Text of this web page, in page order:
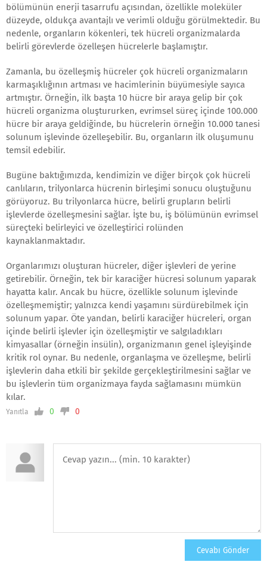
bölümünün enerji tasarrufu açısından, özellikle moleküler
düzeyde, oldukça avantajlı ve verimli olduğu görülmektedir. Bu
nedenle, organların kökenleri, tek hücreli organizmalarda
belirli görevlerde özelleşen hücrelerle başlamıştır.
Zamanla, bu özelleşmiş hücreler çok hücreli organizmaların
karmaşıklığının artması ve hacimlerinin büyümesiyle sayıca
artmıştır. Örneğin, ilk başta 10 hücre bir araya gelip bir çok
hücreli organizma oluştururken, evrimsel süreç içinde 100.000
hücre bir araya geldiğinde, bu hücrelerin örneğin 10.000 tanesi
solunum işlevinde özelleşebilir. Bu, organların ilk oluşumunu
temsil edebilir.
Bugüne baktığımızda, kendimizin ve diğer birçok çok hücreli
canlıların, trilyonlarca hücrenin birleşimi sonucu oluştuğunu
görüyoruz. Bu trilyonlarca hücre, belirli grupların belirli
işlevlerde özelleşmesini sağlar. İşte bu, iş bölümünün evrimsel
süreçteki belirleyici ve özelleştirici rolünden
kaynaklanmaktadır.
Organlarımızı oluşturan hücreler, diğer işlevleri de yerine
getirebilir. Örneğin, tek bir karaciğer hücresi solunum yaparak
hayatta kalır. Ancak bu hücre, özellikle solunum işlevinde
özelleşmemiştir; yalnızca kendi yaşamını sürdürebilmek için
solunum yapar. Öte yandan, belirli karaciğer hücreleri, organ
içinde belirli işlevler için özelleşmiştir ve salgıladıkları
kimyasallar (örneğin insülin), organizmanın genel işleyişinde
kritik rol oynar. Bu nedenle, organlaşma ve özelleşme, belirli
işlevlerin daha etkili bir şekilde gerçekleştirilmesini sağlar ve
bu işlevlerin tüm organizmaya fayda sağlamasını mümkün
kılar.
Yanıtla 0 0